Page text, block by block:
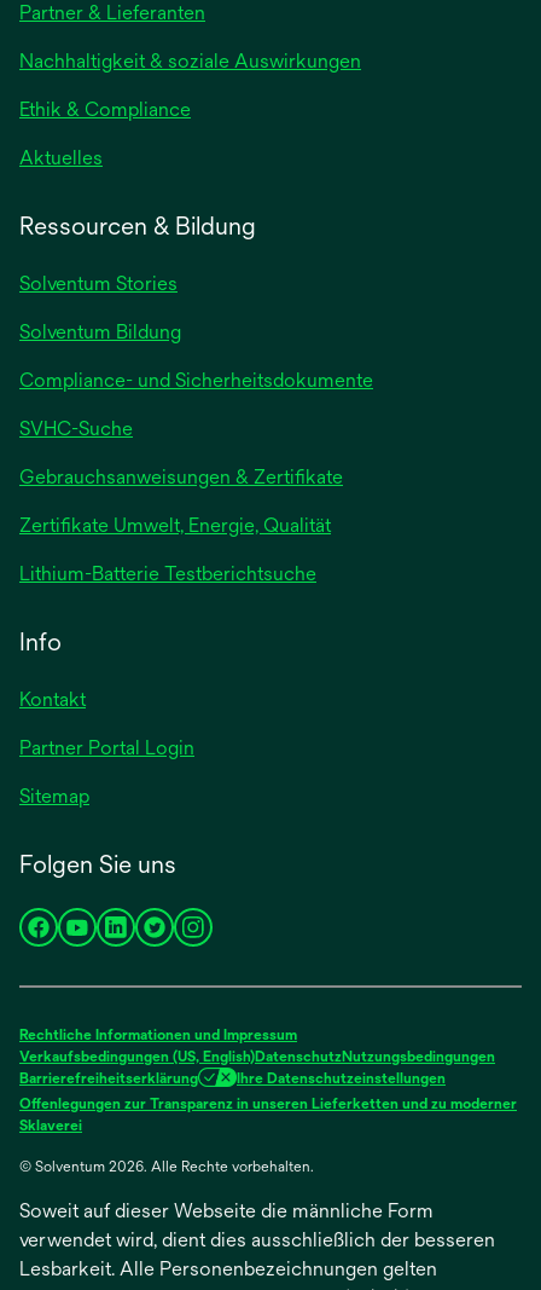
Partner & Lieferanten
Nachhaltigkeit & soziale Auswirkungen
Ethik & Compliance
Aktuelles
Ressourcen & Bildung
Solventum Stories
Solventum Bildung
Compliance- und Sicherheitsdokumente
SVHC-Suche
Gebrauchsanweisungen & Zertifikatewird
Zertifikate Umwelt, Energie, Qualität
Lithium-Batterie Testberichtsuchewird
Info
Kontakt
Partner Portal Login
Sitemap
Folgen Sie uns
wird
neuen
Registerkarte
geöffnet
wird
neuen
Registerkarte
geöffnet
wird
neuen
Registerkarte
geöffnet
wird
neuen
Registerkarte
geöffnet
wird
neuen
Registerkarte
geöffnet
Rechtliche Informationen und Impressum
Verkaufsbedingungen (US, English)DatenschutzNutzungsbedingungen
Barrierefreiheitserklärung
Ihre Datenschutzeinstellungen
Offenlegungen zur Transparenz in unseren Lieferketten und zu moderner
Sklavereiwird
einer
Registerkarte
geöffnet
© Solventum 2026. Alle Rechte vorbehalten.
Soweit auf dieser Webseite die männliche Form
verwendet wird, dient dies ausschließlich der besseren
Lesbarkeit. Alle Personenbezeichnungen gelten